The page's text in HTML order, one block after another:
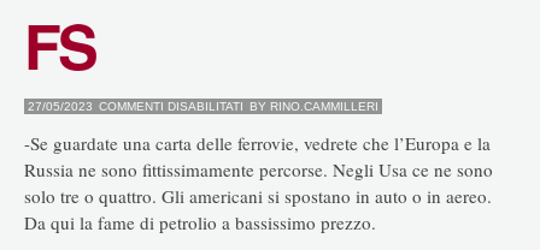
FS
27/05/2023 COMMENTI DISABILITATI
SUBY RINO.CAMMILLERI
-Se guardate una carta delle ferrovie, vedrete che l’Europa e la
Russia ne sono fittissimamente percorse. Negli Usa ce ne sono
solo tre o quattro. Gli americani si spostano in auto o in aereo.
Da qui la fame di petrolio a bassissimo prezzo.